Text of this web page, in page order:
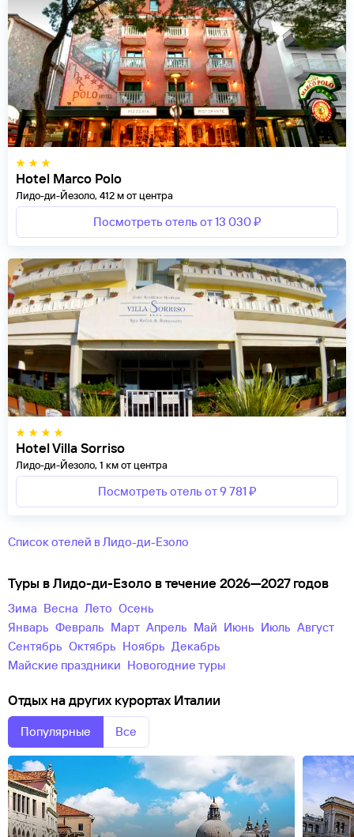
Hotel Marco Polo
Лидо-ди-Йезоло, 412 м от центра
Посмотреть отель от 13 030 ₽
Hotel Villa Sorriso
Лидо-ди-Йезоло, 1 км от центра
Посмотреть отель от 9 781 ₽
Список отелей в Лидо-ди-Езоло
Туры в Лидо-ди-Езоло в течение 2026—2027 годов
зима весна лето
осень
Январь
Февраль Март Апрель Май Июнь Июль
Август
Сентябрь
Октябрь Ноябрь
Декабрь
майские праздники
новогодние туры
Отдых на других курортах Италии
Популярные Все